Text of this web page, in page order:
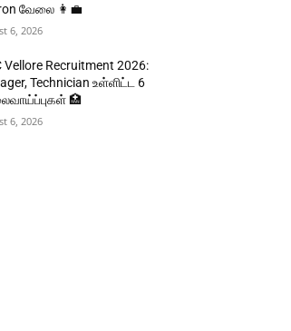
வேலை 👩‍💼
6, 2026
Vellore Recruitment 2026:
Technician உள்ளிட்ட 6
🏥
6, 2026